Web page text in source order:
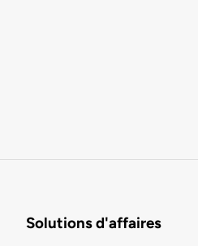
Solutions d'affaires